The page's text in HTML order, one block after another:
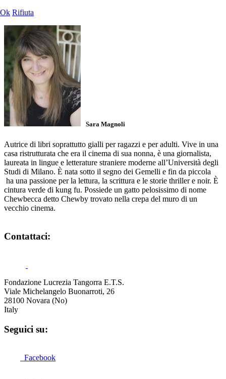
Sara Magnoli
Autrice di libri soprattutto gialli per ragazzi e per adulti. Vive in una
casa ristrutturata che era il cinema di sua nonna, è una giornalista,
laureata in lingue e letterature stra­niere moderne all’Università degli
Studi di Mila­no. È nata sotto il segno dei Gemelli e fin da piccola
ha una passione per la lettura, la scrittura e le storie thriller e noir. È
cintura verde di kung fu. Possiede un gatto pelosissimo di nome
Chewbecca detto Chewby trovato nella crepa del muro di un
vecchio cinema.
Contattaci:
Fondazione Lucrezia Tangorra E.T.S.
Viale Michelangelo Buonarroti, 26
28100 Novara (No)
Italy
Seguici su:
Facebook
Ok Rifiuta